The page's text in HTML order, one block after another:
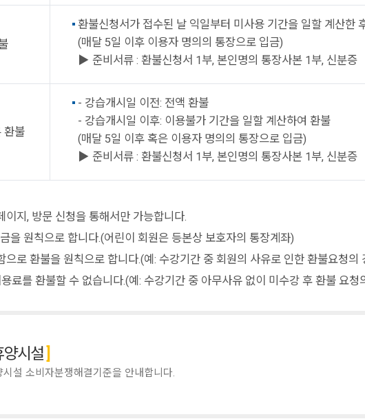
환불신청서가 접수된 날 익일부터 미사용 기간을 일할 계산한
(매달 5일 이후 이용자 명의의 통장으로 입금)
▶ 준비서류 : 환불신청서 1부, 본인명의 통장사본 1부, 신분증
환불
- 강습개시일 이전: 전액 환불
- 강습개시일 이후: 이용불가 기간을 일할 계산하여 환불
(매달 5일 이후 혹은 이용자 명의의 통장으로 입금)
▶ 준비서류 : 환불신청서 1부, 본인명의 통장사본 1부, 신분증
지, 방문 신청을 통해서만 가능합니다.
을 원칙으로 합니다.(어린이 회원은 등본상 보호자의 통장계좌)
로 환불을 원칙으로 합니다.(예: 수강기간 중 회원의 사유로 인한 환불요청의
료를 환불할 수 없습니다.(예: 수강기간 중 아무사유 없이 미수강 후 환불 요청
양시설
시설 소비자분쟁해결기준을 안내합니다.